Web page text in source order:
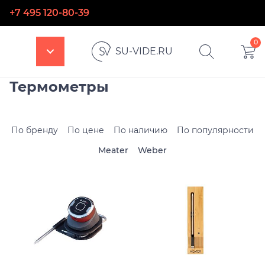
+7 495 120-80-39
SU-VIDE.RU
0
Термометры
По бренду По цене По наличию
По популярности
Meater
Weber